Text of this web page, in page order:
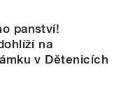
panství!
na
v Dětenicích